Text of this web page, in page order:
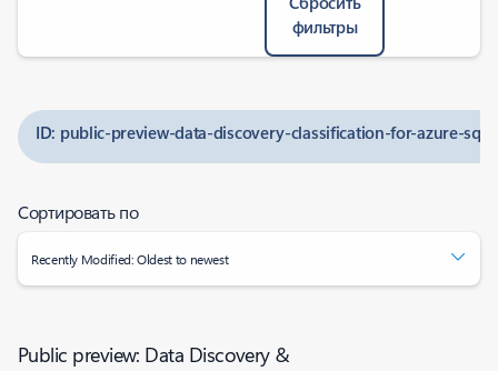
фильтры
ID: public-preview-data-discovery-classification-for-azure-sql-
Сортировать по
Recently Modified: Oldest to newest
Public preview: Data Discovery &